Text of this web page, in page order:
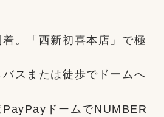
。「西新初喜本店」で極
スまたは徒歩でドームへ
ドームでNUMBER